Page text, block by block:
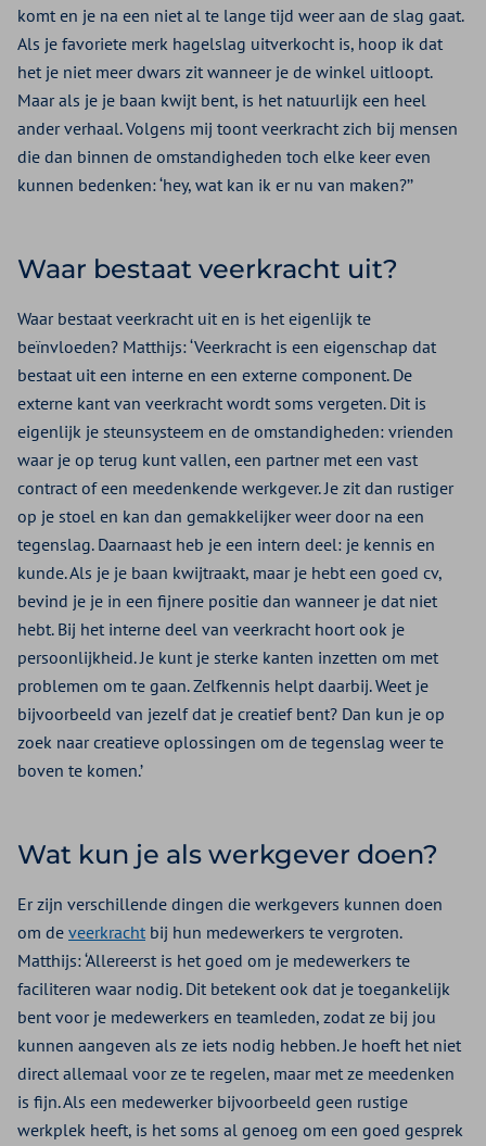
komt en je na een niet al te lange tijd weer aan de slag gaat.
Als je favoriete merk hagelslag uitverkocht is, hoop ik dat
het je niet meer dwars zit wanneer je de winkel uitloopt.
Maar als je je baan kwijt bent, is het natuurlijk een heel
ander verhaal. Volgens mij toont veerkracht zich bij mensen
die dan binnen de omstandigheden toch elke keer even
kunnen bedenken: ‘hey, wat kan ik er nu van maken?’’
Waar bestaat veerkracht uit?
Waar bestaat veerkracht uit en is het eigenlijk te
beïnvloeden? Matthijs: ‘Veerkracht is een eigenschap dat
bestaat uit een interne en een externe component. De
externe kant van veerkracht wordt soms vergeten. Dit is
eigenlijk je steunsysteem en de omstandigheden: vrienden
waar je op terug kunt vallen, een partner met een vast
contract of een meedenkende werkgever. Je zit dan rustiger
op je stoel en kan dan gemakkelijker weer door na een
tegenslag. Daarnaast heb je een intern deel: je kennis en
kunde. Als je je baan kwijtraakt, maar je hebt een goed cv,
bevind je je in een fijnere positie dan wanneer je dat niet
hebt. Bij het interne deel van veerkracht hoort ook je
persoonlijkheid. Je kunt je sterke kanten inzetten om met
problemen om te gaan. Zelfkennis helpt daarbij. Weet je
bijvoorbeeld van jezelf dat je creatief bent? Dan kun je op
zoek naar creatieve oplossingen om de tegenslag weer te
boven te komen.’
Wat kun je als werkgever doen?
Er zijn verschillende dingen die werkgevers kunnen doen
om de veerkracht bij hun medewerkers te vergroten.
Matthijs: ‘Allereerst is het goed om je medewerkers te
faciliteren waar nodig. Dit betekent ook dat je toegankelijk
bent voor je medewerkers en teamleden, zodat ze bij jou
kunnen aangeven als ze iets nodig hebben. Je hoeft het niet
direct allemaal voor ze te regelen, maar met ze meedenken
is fijn. Als een medewerker bijvoorbeeld geen rustige
werkplek heeft, is het soms al genoeg om een goed gesprek